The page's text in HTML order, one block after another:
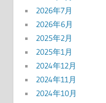
2026年7月
2026年6月
2025年2月
2025年1月
2024年12月
2024年11月
2024年10月